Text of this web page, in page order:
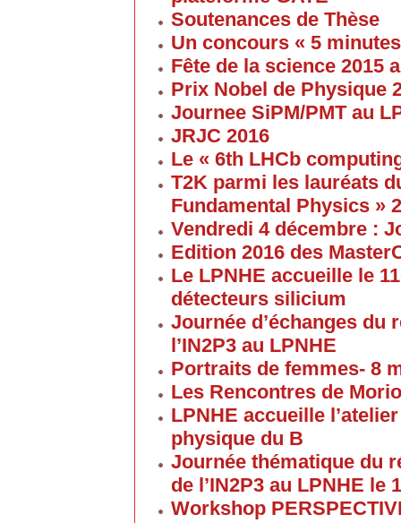
Soutenances de Thèse
Un concours « 5
Fête de la science 2015
Prix Nobel de Physique
Journee SiPM/PMT au
JRJC 2016
Le « 6th LHCb
T2K parmi les lauréats
Fundamental Physics »
Vendredi 4 décembre :
Edition 2016 des
Le LPNHE accueille le
détecteurs silicium
Journée d’échanges du
l’IN2P3 au LPNHE
Portraits de femmes- 8
Les Rencontres de
LPNHE accueille
physique du B
Journée thématique du
de l’IN2P3 au LPNHE le
Workshop